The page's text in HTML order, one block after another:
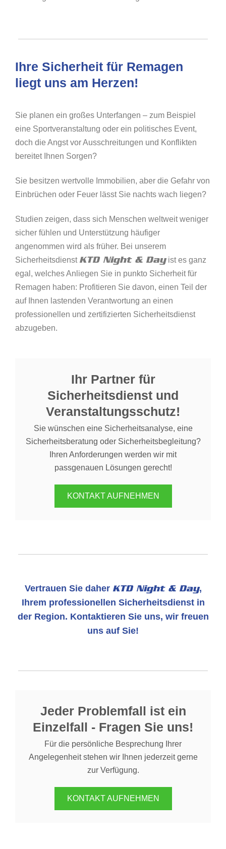
Ihre Sicherheit für Remagen
liegt uns am Herzen!
Sie planen ein großes Unterfangen – zum Beispiel
eine Sportveranstaltung oder ein politisches Event,
doch die Angst vor Ausschreitungen und Konflikten
bereitet Ihnen Sorgen?
Sie besitzen wertvolle Immobilien, aber die Gefahr von
Einbrüchen oder Feuer lässt Sie nachts wach liegen?
Studien zeigen, dass sich Menschen weltweit weniger
sicher fühlen und Unterstützung häufiger
angenommen wird als früher. Bei unserem
Sicherheitsdienst KTD Night & Dayist es ganz
egal, welches Anliegen Sie in punkto Sicherheit für
Remagen haben: Profitieren Sie davon, einen Teil der
auf Ihnen lastenden Verantwortung an einen
professionellen und zertifizierten Sicherheitsdienst
abzugeben.
Ihr Partner für
Sicherheitsdienst und
Veranstaltungsschutz!
Sie wünschen eine Sicherheitsanalyse, eine
Sicherheitsberatung oder Sicherheitsbegleitung?
Ihren Anforderungen werden wir mit
passgenauen Lösungen gerecht!
KONTAKT AUFNEHMEN
Vertrauen Sie daher KTD Night & Day,
Ihrem professionellen Sicherheitsdienst in
der Region. Kontaktieren Sie uns, wir freuen
uns auf Sie!
Jeder Problemfall ist ein
Einzelfall - Fragen Sie uns!
Für die persönliche Besprechung Ihrer
Angelegenheit stehen wir Ihnen jederzeit gerne
zur Verfügung.
KONTAKT AUFNEHMEN